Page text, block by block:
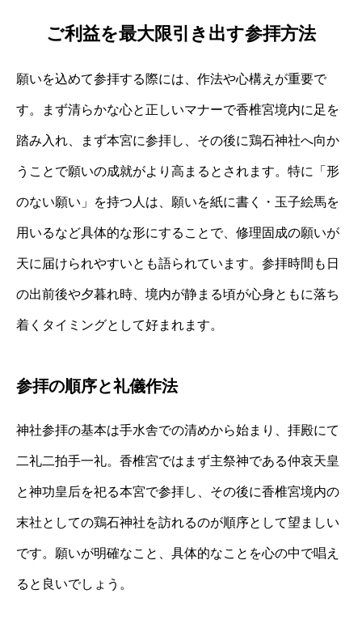
ご利益を最大限引き出す参拝方法
願いを込めて参拝する際には、作法や心構えが重要で
す。まず清らかな心と正しいマナーで香椎宮境内に足を
踏み入れ、まず本宮に参拝し、その後に鶏石神社へ向か
うことで願いの成就がより高まるとされます。特に「形
のない願い」を持つ人は、願いを紙に書く・玉子絵馬を
用いるなど具体的な形にすることで、修理固成の願いが
天に届けられやすいとも語られています。参拝時間も日
の出前後や夕暮れ時、境内が静まる頃が心身ともに落ち
着くタイミングとして好まれます。
参拝の順序と礼儀作法
神社参拝の基本は手水舎での清めから始まり、拝殿にて
二礼二拍手一礼。香椎宮ではまず主祭神である仲哀天皇
と神功皇后を祀る本宮で参拝し、その後に香椎宮境内の
末社としての鶏石神社を訪れるのが順序として望ましい
です。願いが明確なこと、具体的なことを心の中で唱え
ると良いでしょう。